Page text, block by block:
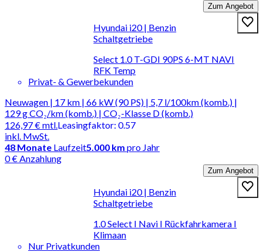
Zum Angebot
Hyundai i20 | Benzin
Schaltgetriebe
Select 1.0 T-GDI 90PS 6-MT NAVI
RFK Temp
Privat- & Gewerbekunden
Neuwagen | 17 km | 66 kW (90 PS) | 5,7 l/100km (komb.) |
129 g CO₂/km (komb.) | CO₂-Klasse D (komb.)
126,97 €mtl.
inkl. MwSt.
Leasingfaktor: 0.57
48 Monate Laufzeit5.000 km pro Jahr
0 € Anzahlung
Zum Angebot
Hyundai i20 | Benzin
Schaltgetriebe
1.0 Select I Navi I Rückfahrkamera I
Klimaan
Nur Privatkunden